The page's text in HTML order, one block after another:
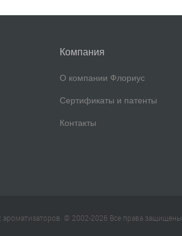
Компания
О компании Флориус
Сертификаты и патенты
Контакты
© 2002-2026 Все права защищены